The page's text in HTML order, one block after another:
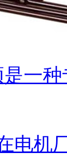
一
电机